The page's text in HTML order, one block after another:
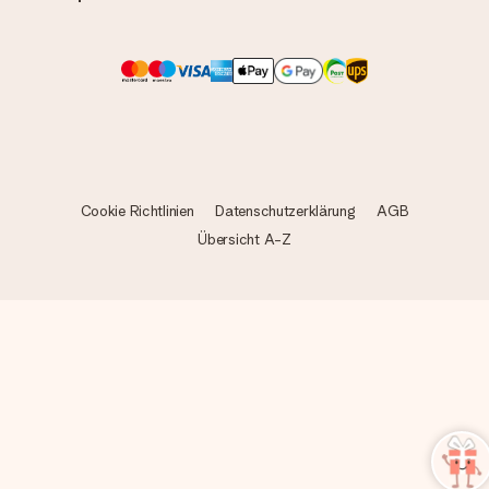
bleibt eine echte Überraschung!
Cookie Richtlinien Datenschutzerklärung
AGB
Übersicht A-Z